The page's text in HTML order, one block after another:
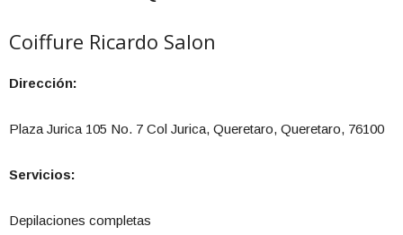
Coiffure Ricardo Salon
Dirección:
Plaza Jurica 105 No. 7 Col Jurica, Queretaro, Queretaro, 76100
Servicios:
Depilaciones completas